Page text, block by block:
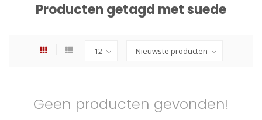
Producten getagd met suede
Geen producten gevonden!